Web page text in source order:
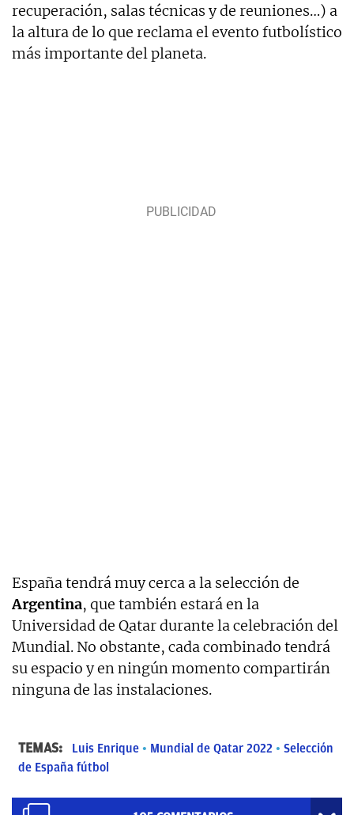
recuperación, salas técnicas y de reuniones…) a
la altura de lo que reclama el evento futbolístico
más importante del planeta.
España tendrá muy cerca a la selección de
Argentina, que también estará en la
Universidad de Qatar durante la celebración del
Mundial. No obstante, cada combinado tendrá
su espacio y en ningún momento compartirán
ninguna de las instalaciones.
TEMAS: Luis Enrique Mundial de Qatar 2022
Selección
de España fútbol